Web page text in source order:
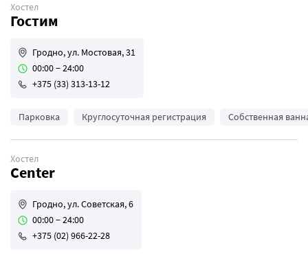
Хостел
Гостим
Гродно, ул. Мостовая, 31
00:00 − 24:00
+375 (33) 313-13-12
Парковка Круглосуточная регистрация Собственная
Хостел
Center
Гродно, ул. Советская, 6
00:00 − 24:00
+375 (02) 966-22-28